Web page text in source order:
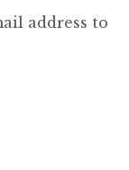
address to